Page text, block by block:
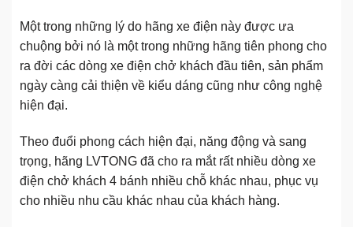
Một trong những lý do hãng xe điện này được ưa
chuộng bởi nó là một trong những hãng tiên phong cho
ra đời các dòng xe điện chở khách đầu tiên, sản phẩm
ngày càng cải thiện về kiểu dáng cũng như công nghệ
hiện đại.
Theo đuổi phong cách hiện đại, năng động và sang
trọng, hãng LVTONG đã cho ra mắt rất nhiều dòng xe
điện chở khách 4 bánh nhiều chỗ khác nhau, phục vụ
cho nhiều nhu cầu khác nhau của khách hàng.